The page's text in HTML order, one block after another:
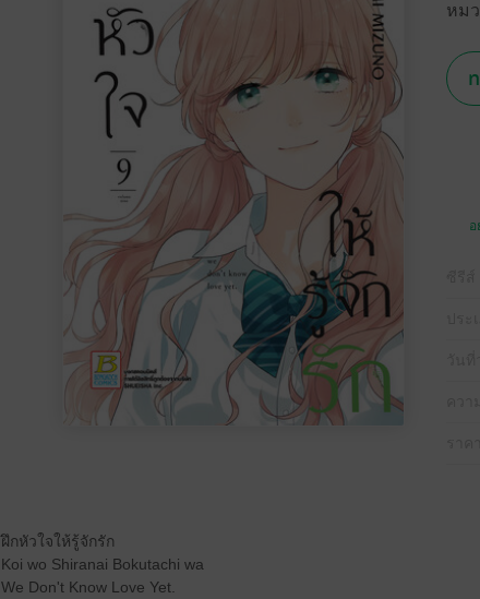
หม
อ
ฝึกหัวใจให้รู้จักรัก
Koi wo Shiranai Bokutachi wa
We Don't Know Love Yet.